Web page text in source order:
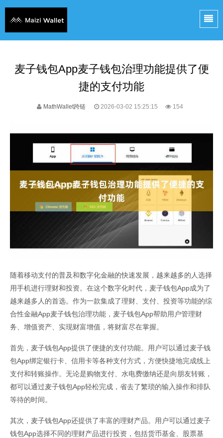
麦子钱包App麦子钱包治理功能提供了便
捷的支付功能
MathWallet跨链 2026-03-02 15:25:15 154
随着移动支付的普及和数字化金融的快速发展，越来越多的人选择
用手机进行理财和投资。在这个数字化时代，麦子钱包App成为了
越来越多人的首选。作为一款集成了理财、支付、投资等功能的综
合性金融App麦子钱包治理功能，麦子钱包App帮助用户管理财
务、增值资产、实现财富增值，将财富尽在掌握。
首先，麦子钱包App提供了便捷的支付功能。用户可以通过麦子钱
包App绑定银行卡、信用卡等各种支付方式，方便快捷地完成线上
支付和转账操作。无论是购物支付、水电费缴纳还是向朋友转账，
都可以通过麦子钱包App轻松完成，省去了繁琐的输入操作和排队
等待的时间。
其次，麦子钱包App还提供了丰富的理财产品。用户可以通过麦子
钱包App选择不同的理财产品进行投资，包括货币基金、股票基